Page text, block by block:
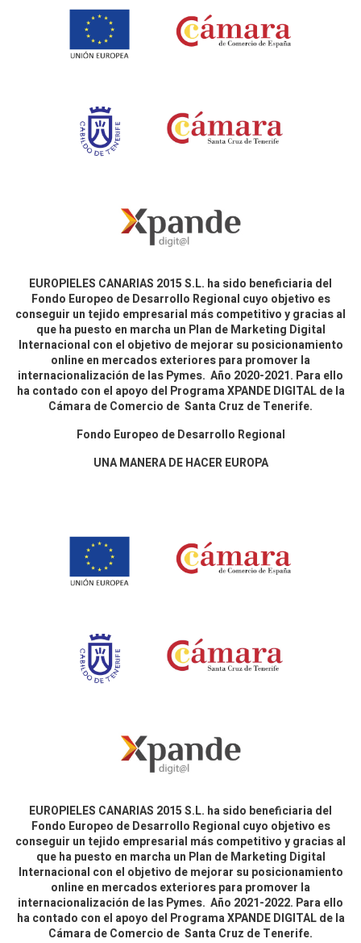
EUROPIELES CANARIAS 2015 S.L. ha sido beneficiaria del
Fondo Europeo de Desarrollo Regional cuyo objetivo es
conseguir un tejido empresarial más competitivo y gracias al
que ha puesto en marcha un Plan de Marketing Digital
Internacional con el objetivo de mejorar su posicionamiento
online en mercados exteriores para promover la
internacionalización de las Pymes. Año 2020-2021. Para ello
ha contado con el apoyo del Programa XPANDE DIGITAL de la
Cámara de Comercio de Santa Cruz de Tenerife.
Fondo Europeo de Desarrollo Regional
UNA MANERA DE HACER EUROPA
EUROPIELES CANARIAS 2015 S.L. ha sido beneficiaria del
Fondo Europeo de Desarrollo Regional cuyo objetivo es
conseguir un tejido empresarial más competitivo y gracias al
que ha puesto en marcha un Plan de Marketing Digital
Internacional con el objetivo de mejorar su posicionamiento
online en mercados exteriores para promover la
internacionalización de las Pymes. Año 2021-2022. Para ello
ha contado con el apoyo del Programa XPANDE DIGITAL de la
Cámara de Comercio de Santa Cruz de Tenerife.